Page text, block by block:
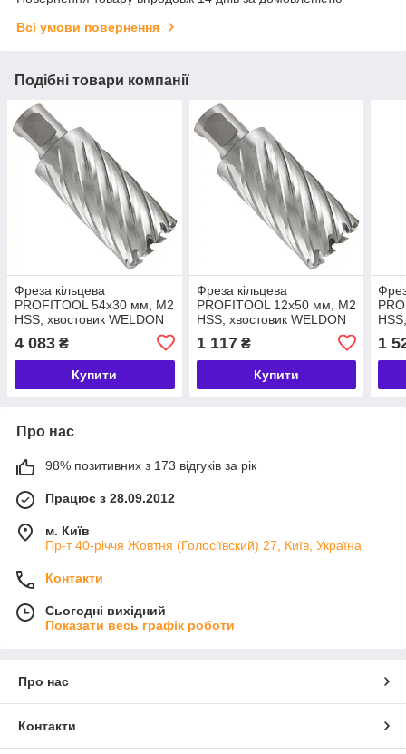
Всі умови повернення
Подібні товари компанії
Фреза кільцева
PROFITOOL 54х30 мм, M2
HSS, хвостовик WELDON
4 083 ₴
Купити
Фреза кільцева
PROFITOOL 12х50 мм, M2
HSS, хвостовик WELDON
1 117₴
Купити
1
Про нас
98% позитивних з 173 відгуків за рік
Працює з 28.09.2012
м. Київ
Пр-т 40-річчя Жовтня (Голосіївский) 27, Київ, Україна
Контакти
Сьогодні вихідний
Показати весь графік роботи
Про нас
Контакти